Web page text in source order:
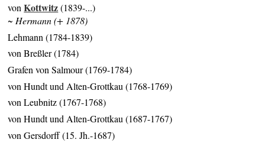
vonKottwitz(1839-...)
~ Hermann (+ 1878)
Lehmann (1784-1839)
von Breßler (1784)
Grafen von Salmour (1769-1784)
von Hundt und Alten-Grottkau (1768-1769)
von Leubnitz (1767-1768)
von Hundt und Alten-Grottkau (1687-1767)
von Gersdorff (15. Jh.-1687)